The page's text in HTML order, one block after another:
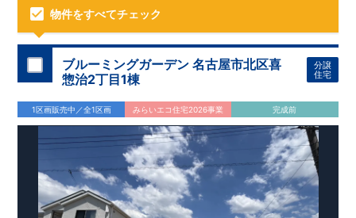
物件をすべてチェック
ブルーミングガーデン 名古屋市北区喜
惣治2丁目1棟
分譲
住宅
1区画販売中／全1区画 みらいエコ住宅2026事業 完成前